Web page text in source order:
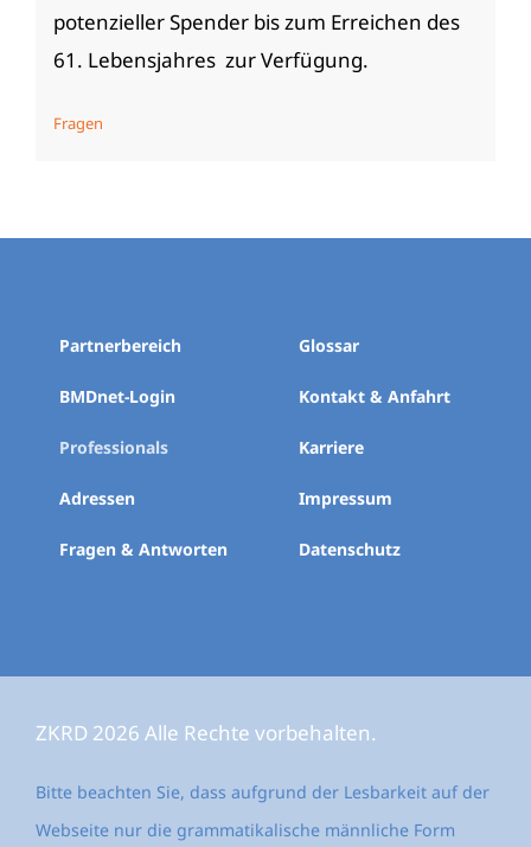
potenzieller Spender bis zum Erreichen des
61. Lebensjahres zur Verfügung.
Fragen
Partnerbereich
BMDnet-Login
Professionals
Adressen
Fragen & Antworten
Glossar
Kontakt & Anfahrt
Karriere
Impressum
Datenschutz
ZKRD 2026 Alle Rechte vorbehalten.
Bitte beachten Sie, dass aufgrund der Lesbarkeit auf der
Webseite nur die grammatikalische männliche Form